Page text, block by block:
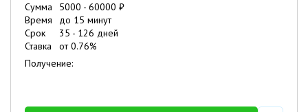
Сумма 5000 - 60000 ₽
Время
до 15 минут
Срок
35 - 126 дней
Ставка
от0.76%
Получение: